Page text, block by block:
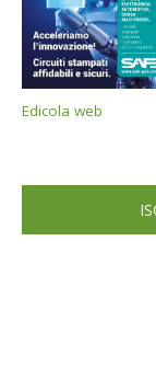
Edicola web